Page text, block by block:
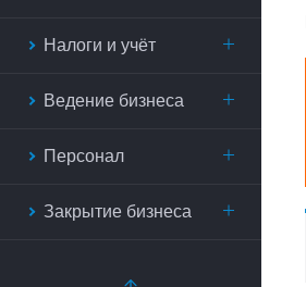
Налоги и учёт
Ведение бизнеса
Персонал
Закрытие бизнеса